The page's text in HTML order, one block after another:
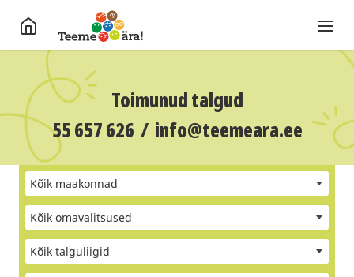
Toimunud talgud
55 657 626 / info@teemeara.ee
Kõik maakonnad
Kõik omavalitsused
Kõik talguliigid